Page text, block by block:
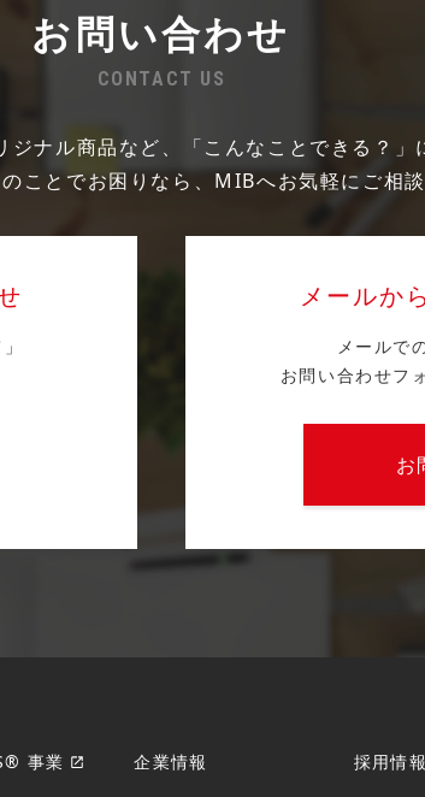
お問い合わせ
CONTACT US
ナル商品など、「こんなことできる？」
ことでお困りなら、MIBへお気軽にご相談
メールか
メールで
お問い合わせフ
お
事業 企業情報 採用情報